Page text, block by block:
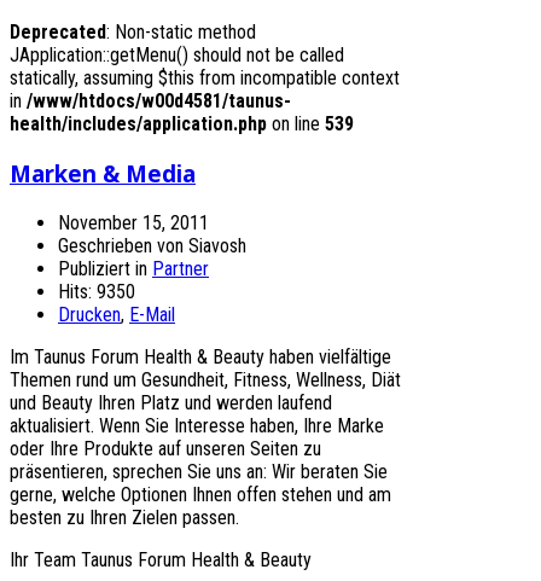
Deprecated: Non-static method
JApplication::getMenu() should not be called
statically, assuming $this from incompatible context
in /www/htdocs/w00d4581/taunus-
health/includes/application.php on line 539
Marken & Media
November 15, 2011
Geschrieben von Siavosh
Publiziert in Partner
Hits: 9350
Drucken, E-Mail
Im Taunus Forum Health & Beauty haben vielfältige
Themen rund um Gesundheit, Fitness, Wellness, Diät
und Beauty Ihren Platz und werden laufend
aktualisiert. Wenn Sie Interesse haben, Ihre Marke
oder Ihre Produkte auf unseren Seiten zu
präsentieren, sprechen Sie uns an: Wir beraten Sie
gerne, welche Optionen Ihnen offen stehen und am
besten zu Ihren Zielen passen.
Ihr Team Taunus Forum Health & Beauty